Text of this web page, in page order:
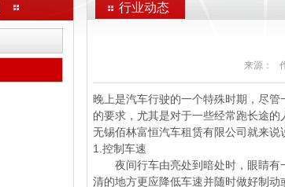
行业动态
来源：
晚上是汽车行驶的一个特殊时期，尽
的要求，尤其是对于一些经常跑长途
无锡佰林富恒汽车租赁有限公司就来说
1.控制车速
夜间行车由亮处到暗处时，眼睛有
清的地方更应降低车速并随时做好制